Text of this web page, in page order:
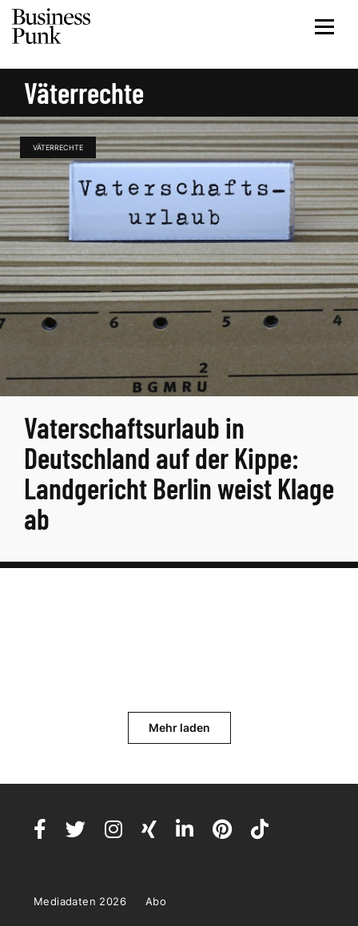
Väterrechte
VÄTERRECHTE
Vaterschaftsurlaub in
Deutschland auf der Kippe:
Landgericht Berlin weist Klage
ab
Mehr laden
Mediadaten 2026 Abo